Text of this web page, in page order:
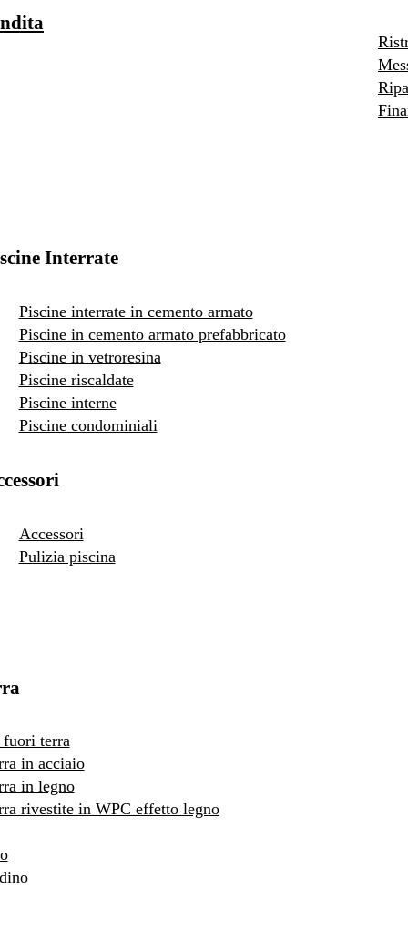
Interrate
Piscine interrate in cemento armato
Piscine in cemento armato prefabbricato
Piscine in vetroresina
Piscine riscaldate
Piscine interne
Piscine condominiali
Accessori
Pulizia piscina
fuori terra
in acciaio
in legno
rivestite in WPC effetto legno